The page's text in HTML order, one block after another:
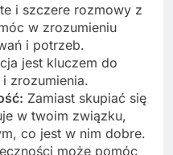
i szczere rozmowy z
w zrozumieniu
i potrzeb.
jest kluczem do
zrozumienia.
Zamiast skupiać się
w twoim związku,
co jest w nim dobre.
może pomóc